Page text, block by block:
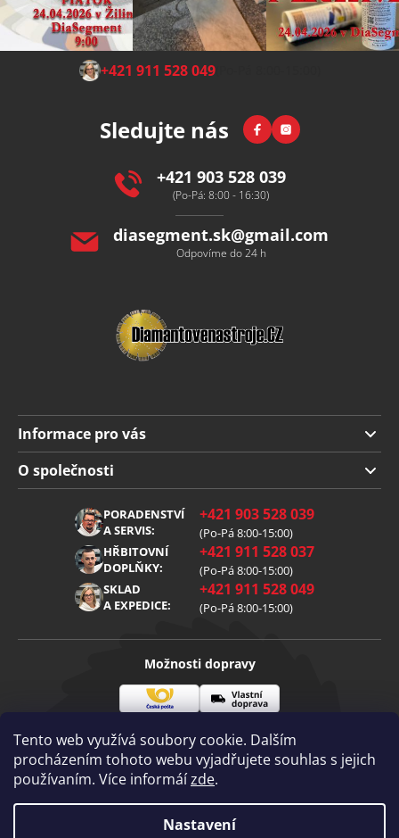
Tento web využívá soubory cookie. Dalším
procházením tohoto webu vyjadřujete souhlas s jejich
používaním. Více informáízde.
Nastavení
Z +421 911 528 049(Po-Pá 8:00-15:00)
Sledujte nás FacebookInstagram
+421 903 528 039
(Po-Pá: 8:00 - 16:30)
diasegment.sk@gmail.com
Odpovíme do 24 h
Informace pro vás
Doprava a platba
Obchodní podmínky
Reklamace
Zpracování osobních údajů
O společnosti
PORADENSTVÍ
A SERVIS:
+421 903 528 039
(Po-Pá 8:00-15:00)
HŘBITOVNÍ
DOPLŇKY:
+421 911 528 037
(Po-Pá 8:00-15:00)
SKLAD
A EXPEDICE:
+421 911 528 049
(Po-Pá 8:00-15:00)
Možnosti dopravy
pošta
doprava
Visa Mastercard
Copyright 2026
Diamantovenastroje.cz. Všechna práva